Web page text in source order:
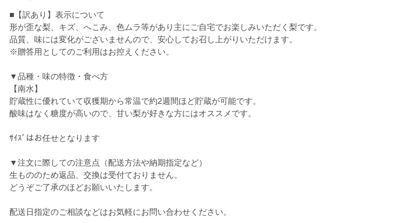
■【訳あり】表示について
形が歪な梨、キズ、へこみ、色ムラ等があり主にご自宅でお楽しみいただく梨です。
品質、味には変化がございませんので、安心してお召し上がりいただけます。
※贈答用としてのご利用はお控えください。
▼品種・味の特徴・食べ方
【南水】
貯蔵性に優れていて収獲期から常温で約2週間ほど貯蔵が可能です。
酸味はなく糖度が高いので、甘い梨が好きな方にはオススメです。
ｻｲｽﾞはお任せとなります
▼注文に際しての注意点（配送方法や納期指定など）
生もののため返品、交換は受付ておりません。
どうぞご了承のほどお願いいたします。
配送日指定のご相談などはお気軽にお問い合わせください。